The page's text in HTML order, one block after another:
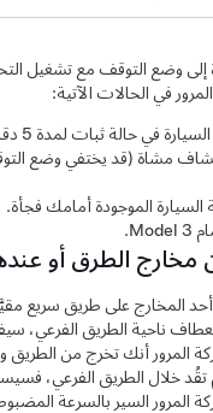
وضع التوقف مع تشغيلالتحكم
في الحالات الآتية:
في حالة ثبات لمدة 5 دقائق.
مشاة (قد يختفي وضع التوقف
الموجودة أمامك فجأة.
Model
.
الطرق أو عندها
على طريق سريع مقيَّد
ناحية الطريق الفرعي،
أنك تخرج من الطريق
خلال الطريق الفرعي،
السير بالسرعة المضبوطة.